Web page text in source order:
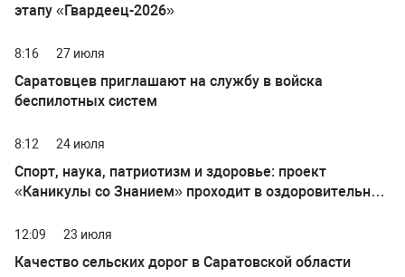
этапу «Гвардеец-2026»
8:16 27 июля
Саратовцев приглашают на службу в войска
беспилотных систем
8:12 24 июля
Спорт, наука, патриотизм и здоровье: проект
«Каникулы со Знанием» проходит в оздоровительных
12:09 23 июля
Качество сельских дорог в Саратовской области